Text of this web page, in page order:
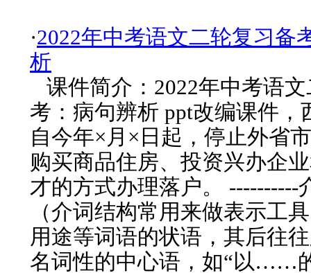
·2022年中考语文二轮复习备
析
课件简介：2022年中考语
考：病句辨析 ppt改编课件，
自今年×月×日起，停止外省
购买商品住房、投资兴办企
才的方式办理落户。 ----------
（介词结构常用来做表示工
用途等词语的状语，其后往
名词性的中心语，如“以……